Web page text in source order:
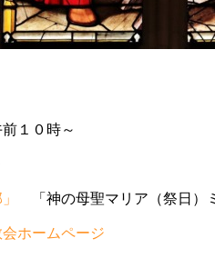
１０時～
「神の母聖マリア（祭日）
会ホームページ